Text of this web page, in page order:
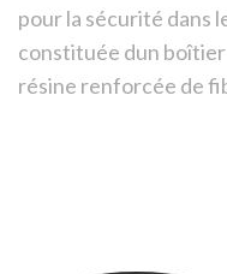
pour la sécurité dans
constituée dun
résine renforcée de